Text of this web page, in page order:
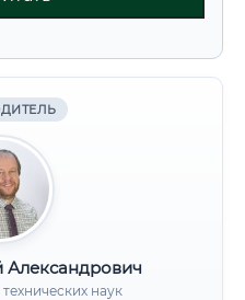
Александрович
наук